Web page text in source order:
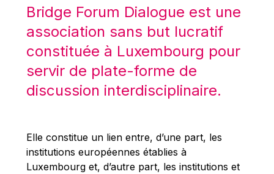
Mario Centeno
Mario Monti
Maroš ŠEFČOVIČ
Martin Bailey
Martine Reicherts
Michael Sohlman
Michel Goedert
Bridge Forum Dialogue est une
association sans but lucratif
constituée à Luxembourg pour
servir de plate-forme de
discussion interdisciplinaire.
Elle constitue un lien entre, d’une part, les
institutions européennes établies à
Luxembourg et, d’autre part, les institutions et